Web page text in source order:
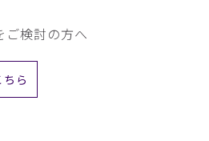
ご検討の方へ
ら